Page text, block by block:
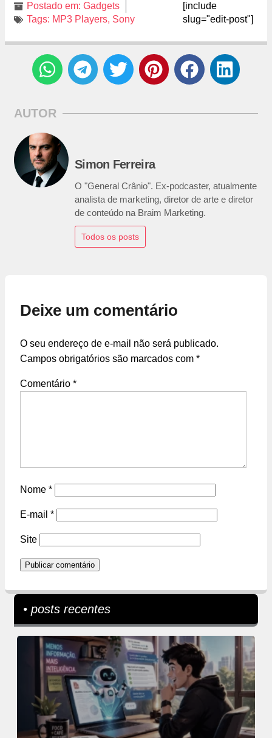
Postado em: Gadgets
Tags: MP3 Players, Sony
[include
slug="edit-post"]
AUTOR
Simon Ferreira
O "General Crânio". Ex-podcaster, atualmente
analista de marketing, diretor de arte e diretor
de conteúdo na Braim Marketing.
Todos os posts
Deixe um comentário
O seu endereço de e-mail não será publicado.
Campos obrigatórios são marcados com *
Comentário *
Nome *
E-mail *
Site
• posts recentes